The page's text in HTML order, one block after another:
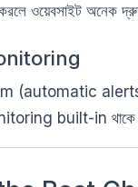
ওয়েবসাইট অনেক
(automatic
built-in